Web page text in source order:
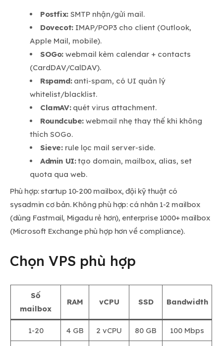
Postfix:SMTP nhận/gửi mail.
Dovecot:IMAP/POP3 cho client (Outlook,
Apple Mail, mobile).
SOGo: webmail kèm calendar + contacts
(CardDAV/CalDAV).
Rspamd:anti-spam, có UI quản lý
whitelist/blacklist.
ClamAV:quét virus attachment.
Roundcube: webmail nhẹ thay thế khi không
thích SOGo.
Sieve:rule lọc mail server-side.
Admin UI:tạo domain, mailbox, alias, set
quota qua web.
Phù hợp: startup 10-200 mailbox, đội kỹ thuật có
sysadmin cơ bản. Không phù hợp: cá nhân 1-2 mailbox
(dùng Fastmail, Migadu rẻ hơn), enterprise 1000+ mailbox
(Microsoft Exchange phù hợp hơn về compliance).
Chọn VPS phù hợp
Số
mailbox
RAM vCPU SSD Bandwidth
1-20 4 GB 2 vCPU 80 GB 100 Mbps